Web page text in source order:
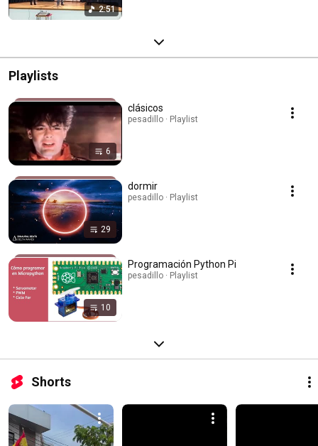
2:51
Playlists
6
clásicos
pesadillo · Playlist
29
dormir
pesadillo · Playlist
10
Programación Python Pi
pesadillo · Playlist
Shorts